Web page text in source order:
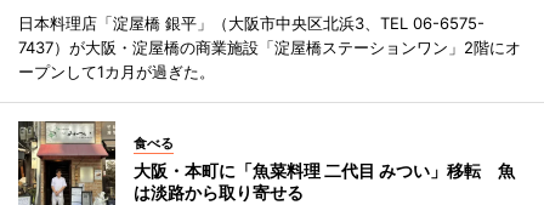
日本料理店「淀屋橋 銀平」（大阪市中央区北浜3、TEL 06-6575-
7437）が大阪・淀屋橋の商業施設「淀屋橋ステーションワン」2階にオ
ープンして1カ月が過ぎた。
食べる
大阪・本町に「魚菜料理 二代目 みつい」移転 魚
は淡路から取り寄せる